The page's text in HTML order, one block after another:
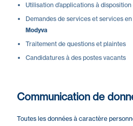
Utilisation d’applications à
Demandes de services et services
Modyva
Traitement de questions et plaintes
Candidatures à des postes vacants
Communication de
Toutes les données à caractère